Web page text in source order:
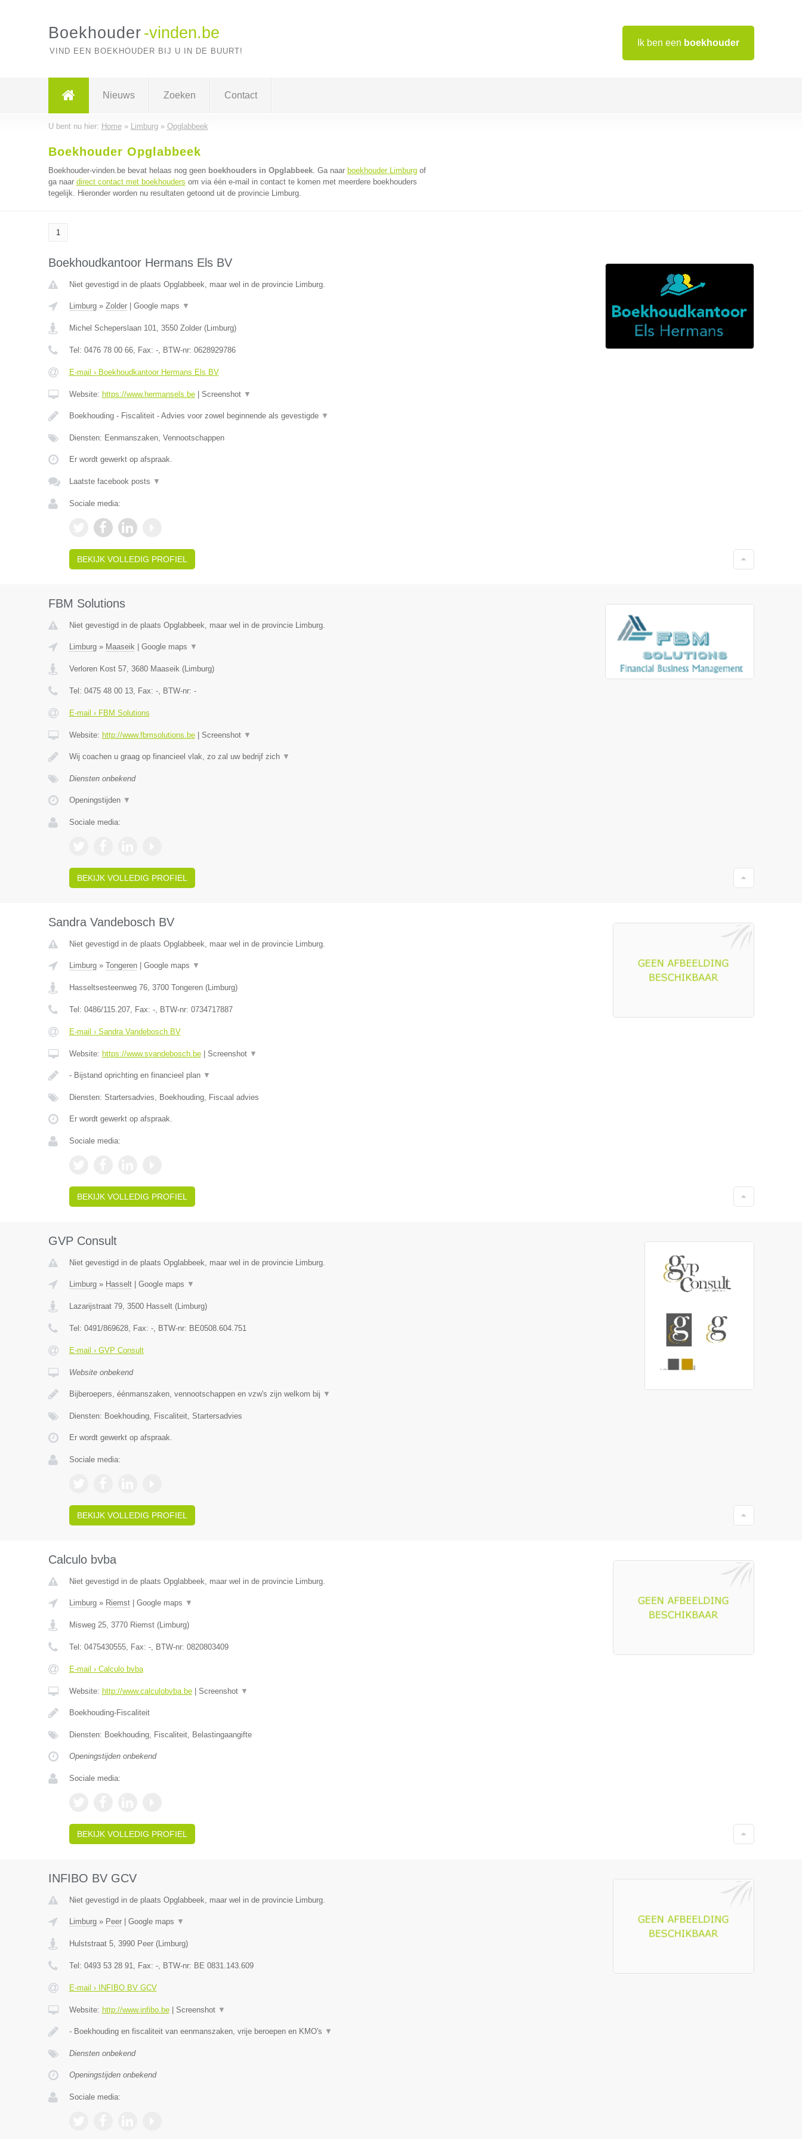
Ik ben een boekhouder
Boekhouder -vinden.be
VIND EEN BOEKHOUDER BIJ U IN DE BUURT!
Nieuws Zoeken Contact
U bent nu hier: Home» Limburg» Opglabbeek
Boekhouder Opglabbeek
Boekhouder-vinden.be bevat helaas nog geen boekhouders in Opglabbeek. Ga naar boekhouder Limburgof
ga naar direct contact met boekhouders om via één e-mail in contact te komen met meerdere boekhouders
tegelijk. Hieronder worden nu resultaten getoond uit de provincie Limburg.
1
Boekhoudkantoor Hermans Els BV
Niet gevestigd in de plaats Opglabbeek, maar wel in de provincie Limburg.
Limburg» Zolder| Google maps ▼
Michel Scheperslaan 101, 3550 Zolder(Limburg)
Tel: 0476 78 00 66, Fax: -, BTW-nr: 0628929786
E-mail › Boekhoudkantoor Hermans Els BV
Website: https://www.hermansels.be| Screenshot ▼
Boekhouding - Fiscaliteit - Advies voor zowel beginnende als gevestigde ▼
Diensten: Eenmanszaken, Vennootschappen
Er wordt gewerkt op afspraak.
Laatste facebook posts ▼
Sociale media:
BEKIJK VOLLEDIG PROFIEL
FBM Solutions
Niet gevestigd in de plaats Opglabbeek, maar wel in de provincie Limburg.
Limburg» Maaseik| Google maps ▼
Verloren Kost 57, 3680 Maaseik(Limburg)
Tel: 0475 48 00 13, Fax: -, BTW-nr: -
E-mail › FBM Solutions
Website: http://www.fbmsolutions.be| Screenshot ▼
Wij coachen u graag op financieel vlak, zo zal uw bedrijf zich ▼
Diensten onbekend
Openingstijden ▼
Sociale media:
BEKIJK VOLLEDIG PROFIEL
Sandra Vandebosch BV
Niet gevestigd in de plaats Opglabbeek, maar wel in de provincie Limburg.
Limburg» Tongeren| Google maps ▼
Hasseltsesteenweg 76, 3700 Tongeren(Limburg)
Tel: 0486/115.207, Fax: -, BTW-nr: 0734717887
E-mail › Sandra Vandebosch BV
Website: https://www.svandebosch.be| Screenshot ▼
- Bijstand oprichting en financieel plan ▼
Diensten: Startersadvies, Boekhouding, Fiscaal advies
Er wordt gewerkt op afspraak.
Sociale media:
BEKIJK VOLLEDIG PROFIEL
GVP Consult
Niet gevestigd in de plaats Opglabbeek, maar wel in de provincie Limburg.
Limburg» Hasselt| Google maps ▼
Lazarijstraat 79, 3500 Hasselt(Limburg)
Tel: 0491/869628, Fax: -, BTW-nr: BE0508.604.751
E-mail › GVP Consult
Website onbekend
Bijberoepers, éénmanszaken, vennootschappen en vzw's zijn welkom bij ▼
Diensten: Boekhouding, Fiscaliteit, Startersadvies
Er wordt gewerkt op afspraak.
Sociale media:
BEKIJK VOLLEDIG PROFIEL
Calculo bvba
Niet gevestigd in de plaats Opglabbeek, maar wel in de provincie Limburg.
Limburg» Riemst| Google maps ▼
Misweg 25, 3770 Riemst(Limburg)
Tel: 0475430555, Fax: -, BTW-nr: 0820803409
E-mail › Calculo bvba
Website: http://www.calculobvba.be| Screenshot ▼
Boekhouding-Fiscaliteit
Diensten: Boekhouding, Fiscaliteit, Belastingaangifte
Openingstijden onbekend
Sociale media:
BEKIJK VOLLEDIG PROFIEL
INFIBO BV GCV
Niet gevestigd in de plaats Opglabbeek, maar wel in de provincie Limburg.
Limburg» Peer| Google maps ▼
Hulststraat 5, 3990 Peer(Limburg)
Tel: 0493 53 28 91, Fax: -, BTW-nr: BE 0831.143.609
E-mail › INFIBO BV GCV
Website: http://www.infibo.be| Screenshot ▼
- Boekhouding en fiscaliteit van eenmanszaken, vrije beroepen en KMO's ▼
Diensten onbekend
Openingstijden onbekend
Sociale media: